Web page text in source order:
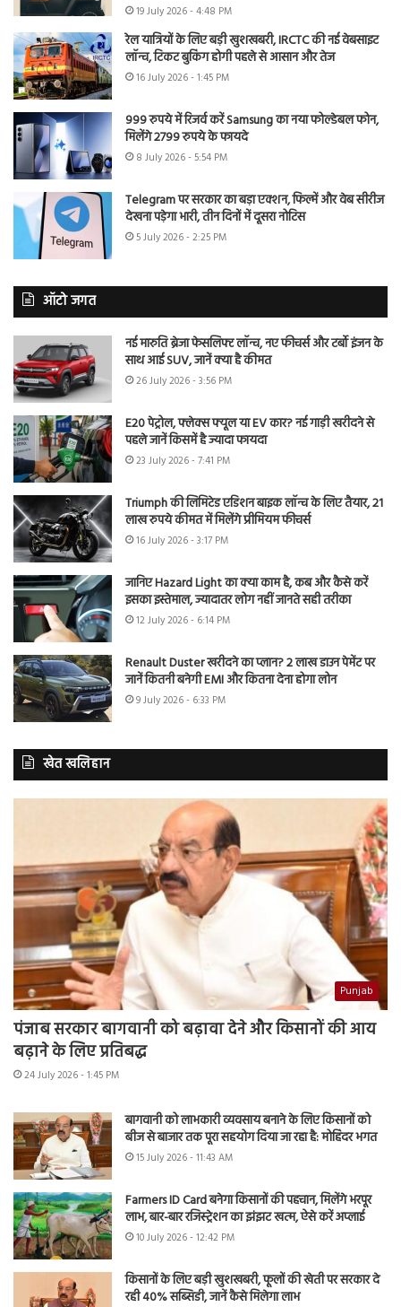
19 July 2026 - 4:48 PM
रेल यात्रियों के लिए बड़ी खुशखबरी, IRCTC की नई वेबसाइट
लॉन्च, टिकट बुकिंग होगी पहले से आसान और तेज
16 July 2026 - 1:45 PM
999 रुपये में रिजर्व करें Samsung का नया फोल्डेबल फोन,
मिलेंगे 2799 रुपये के फायदे
8 July 2026 - 5:54 PM
Telegram पर सरकार का बड़ा एक्शन, फिल्में और वेब सीरीज
देखना पड़ेगा भारी, तीन दिनों में दूसरा नोटिस
5 July 2026 - 2:25 PM
ऑटो जगत
नई मारुति ब्रेजा फेसलिफ्ट लॉन्च, नए फीचर्स और टर्बो इंजन के
साथ आई SUV, जानें क्या है कीमत
26 July 2026 - 3:56 PM
E20 पेट्रोल, फ्लेक्स फ्यूल या EV कार? नई गाड़ी खरीदने से
पहले जानें किसमें है ज्यादा फायदा
23 July 2026 - 7:41 PM
Triumph की लिमिटेड एडिशन बाइक लॉन्च के लिए तैयार, 21
लाख रुपये कीमत में मिलेंगे प्रीमियम फीचर्स
16 July 2026 - 3:17 PM
जानिए Hazard Light का क्या काम है, कब और कैसे करें
इसका इस्तेमाल, ज्यादातर लोग नहीं जानते सही तरीका
12 July 2026 - 6:14 PM
Renault Duster खरीदने का प्लान? 2 लाख डाउन पेमेंट पर
जानें कितनी बनेगी EMI और कितना देना होगा लोन
9 July 2026 - 6:33 PM
खेत खलिहान
Punjab
पंजाब सरकार बागवानी को बढ़ावा देने और किसानों की आय
बढ़ाने के लिए प्रतिबद्ध
24 July 2026 - 1:45 PM
बागवानी को लाभकारी व्यवसाय बनाने के लिए किसानों को
बीज से बाजार तक पूरा सहयोग दिया जा रहा है: मोहिंदर भगत
15 July 2026 - 11:43 AM
Farmers ID Card बनेगा किसानों की पहचान, मिलेंगे भरपूर
लाभ, बार-बार रजिस्ट्रेशन का झंझट खत्म, ऐसे करें अप्लाई
10 July 2026 - 12:42 PM
किसानों के लिए बड़ी खुशखबरी, फूलों की खेती पर सरकार दे
रही 40% सब्सिडी, जानें कैसे मिलेगा लाभ